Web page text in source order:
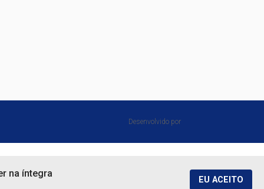
Desenvolvido por⠀
na íntegra
EU ACEITO